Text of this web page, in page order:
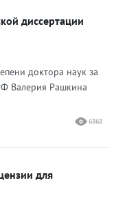
диссертации
доктора наук за
Валерия Рашкина
6868
для